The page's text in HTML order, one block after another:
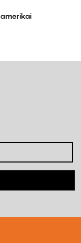
amerikai